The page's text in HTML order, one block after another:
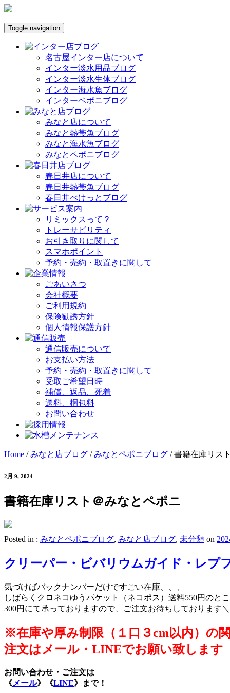
Toggle navigation
名古屋インター店について
インター淡水用品ブログ
インター淡水生体ブログ
インター海水魚ブログ
インターペポニブログ
みなと店について
みなと熱帯魚ブログ
みなと海水魚ブログ
みなとペポニブログ
春日井店について
春日井熱帯魚ブログ
春日井ぺけっとブログ
リミックスって？
トレーサビリティ
お引き取りに関して
スマホポイント
予約・売約・取置きに関して
ごあいさつ
会社概要
ご利用規約
保険勧誘方針
個人情報保護方針
通信販売について
お支払い方法
予約・売約・取置きに関して
受取ご希望日時
補償、返品、死着
送料、梱包料
お問い合わせ
Home /みなと店ブログ /みなとペポニブログ /書籍在庫リス
2月 9, 2024
書籍在庫リスト＠みなとペポニ
Posted in : みなとペポニブログ, みなと店ブログ, 未分類 on
クリーパー・ビバリウムガイド・レプ
気づけばバックナンバーだけですごい在庫、、、
しばらくクロネコゆうパケット（ネコポス）送料550円のと
300円にて承っておりますので、ご注文お待ちしております
※在庫や厚み制限（１口３cm以内）の
注文はメール・LINEでお願い致します
お問い合わせ・ご注文は
《メール》 《LINE》 まで！